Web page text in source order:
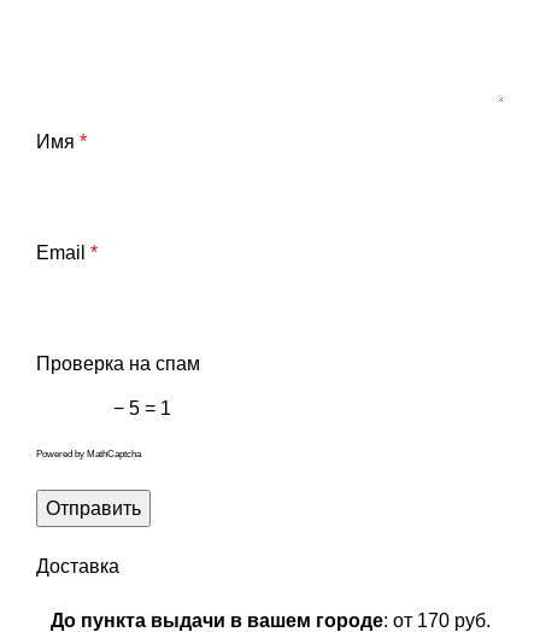
Имя *
Email *
Проверка на спам
− 5 = 1
Powered by MathCaptcha
Доставка
До пункта выдачи в вашем городе: от 170 руб.